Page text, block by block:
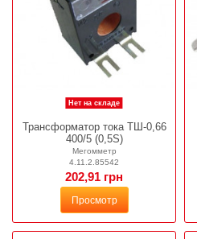
Нет на складе
Трансформатор тока ТШ-0,66
400/5 (0,5S)
Мегомметр
4.11.2.85542
202,91 грн
Просмотр